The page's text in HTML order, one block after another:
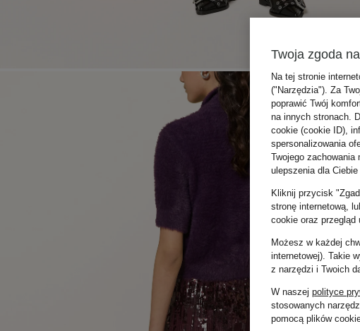
Twoja zgoda
Na tej stronie
("Narzędzia"). Za
poprawić Twój
na innych stronach.
cookie (cookie ID),
spersonalizowania
Twojego
ulepszenia dla
Kliknij przycisk
stronę internetową,
cookie oraz przegląd
Możesz w każdej
internetowej). Takie
z narzędzi i Twoich
W naszej polityce
stosowanych
pomocą plików